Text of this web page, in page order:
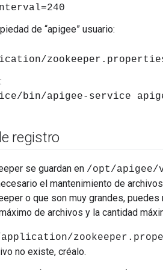
de “apigee” usuario:
bin/apigee-service
registro
se guardan en /opt/apigee/
el mantenimiento de
o que son muy grandes,
de archivos y la cantidad
no existe, créalo.